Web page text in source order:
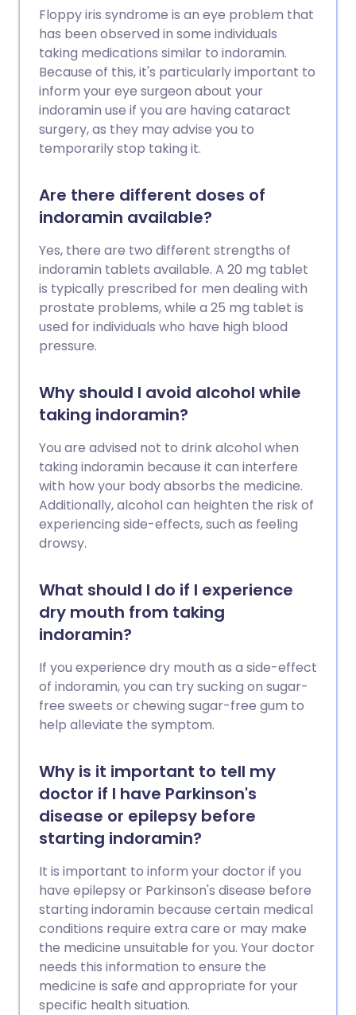
Floppy iris syndrome is an eye problem that
has been observed in some individuals
taking medications similar to indoramin.
Because of this, it's particularly important to
inform your eye surgeon about your
indoramin use if you are having cataract
surgery, as they may advise you to
temporarily stop taking it.
Are there different doses of
indoramin available?
Yes, there are two different strengths of
indoramin tablets available. A 20 mg tablet
is typically prescribed for men dealing with
prostate problems, while a 25 mg tablet is
used for individuals who have high blood
pressure.
Why should I avoid alcohol while
taking indoramin?
You are advised not to drink alcohol when
taking indoramin because it can interfere
with how your body absorbs the medicine.
Additionally, alcohol can heighten the risk of
experiencing side-effects, such as feeling
drowsy.
What should I do if I experience
dry mouth from taking
indoramin?
If you experience dry mouth as a side-effect
of indoramin, you can try sucking on sugar-
free sweets or chewing sugar-free gum to
help alleviate the symptom.
Why is it important to tell my
doctor if I have Parkinson's
disease or epilepsy before
starting indoramin?
It is important to inform your doctor if you
have epilepsy or Parkinson's disease before
starting indoramin because certain medical
conditions require extra care or may make
the medicine unsuitable for you. Your doctor
needs this information to ensure the
medicine is safe and appropriate for your
specific health situation.